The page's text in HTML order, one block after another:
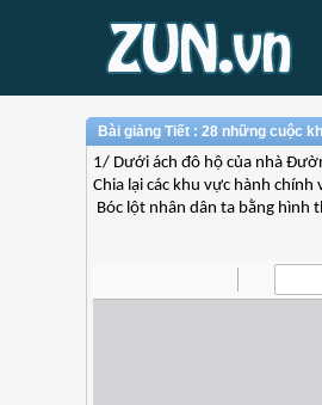
Bài giảng Tiết : 28 những cuộc
1/ Dưới ách đô hộ của nhà
Chia lại các khu vực hành
Bóc lột nhân dân ta bằng hình